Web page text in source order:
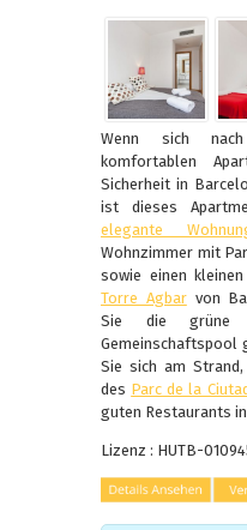
Wenn sich
komfortablen
Sicherheit in
ist dieses
elegante
Wohnzimmer mit
sowie einen
Torre Agbarvon
Sie die grüne
Gemeinschaftspool
Sie sich am Strand,
des Parc de la
guten Restaurants
Lizenz : HUTB-